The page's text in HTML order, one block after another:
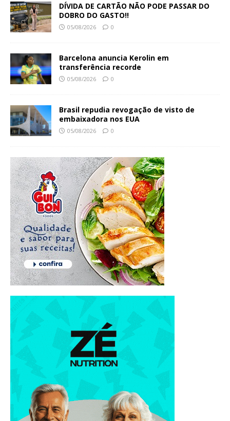
DÍVIDA DE CARTÃO NÃO PODE PASSAR DO
DOBRO DO GASTO!!
05/08/2026 0
Barcelona anuncia Kerolin em
transferência recorde
05/08/2026 0
Brasil repudia revogação de visto de
embaixadora nos EUA
05/08/2026 0